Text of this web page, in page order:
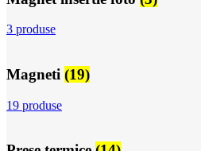
3 produse
Magneti (19)
19 produse